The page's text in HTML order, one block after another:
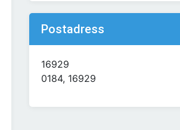
Postadress
16929
0184, 16929